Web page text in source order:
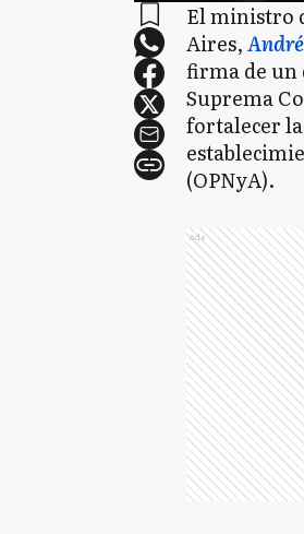
El ministro
Aires,
firma de un
Suprema
fortalecer
(OPNyA).
Ads